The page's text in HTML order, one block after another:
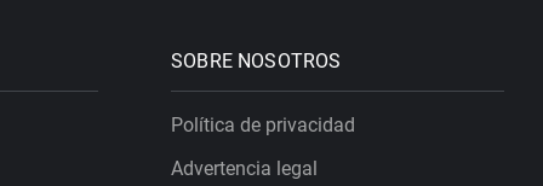
SOBRE NOSOTROS
Política de privacidad
Advertencia legal